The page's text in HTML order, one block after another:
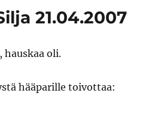
21.04.2007
hauskaa oli.
hääparille toivottaa: